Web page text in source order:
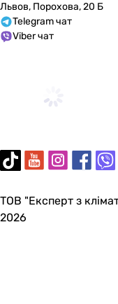
Львов, Порохова, 20 Б
Telegram чат
Viber чат
ТОВ "Експерт з
2026